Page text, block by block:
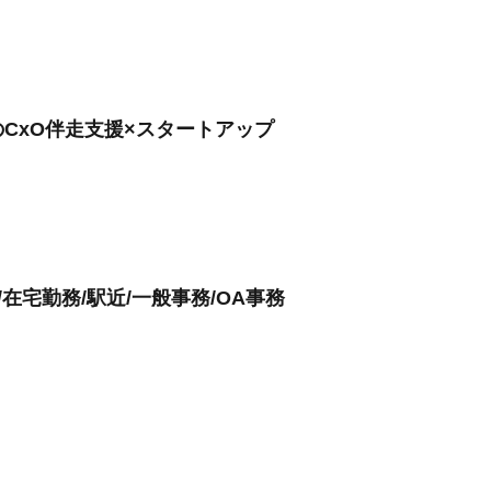
伴走支援×スタートアップ
宅勤務/駅近/一般事務/OA事務